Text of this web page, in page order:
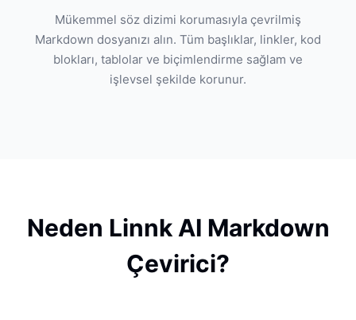
Mükemmel söz dizimi korumasıyla çevrilmiş
Markdown dosyanızı alın. Tüm başlıklar, linkler, kod
blokları, tablolar ve biçimlendirme sağlam ve
işlevsel şekilde korunur.
Neden Linnk AI Markdown
Çevirici?